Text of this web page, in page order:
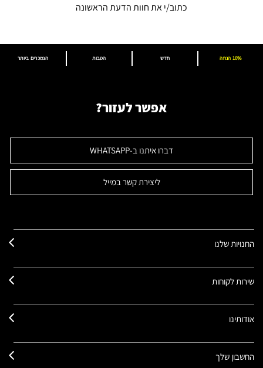
כתוב/י את חוות הדעת הראשונה
הנמכרים ביותר הטבות חדש 10% הנחה
אפשר לעזור?
דברו איתנו ב-WHATSAPP
ליצירת קשר במייל
החנויות שלנו
שירות לקוחות
אודותינו
החשבון שלך